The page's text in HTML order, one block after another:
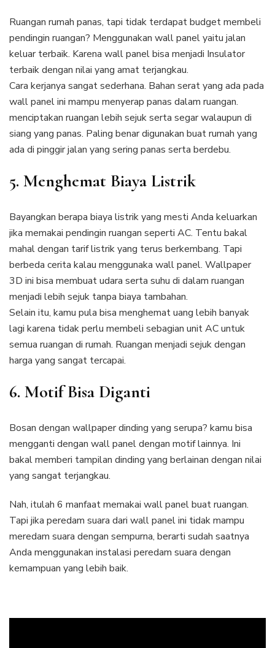
Ruangan rumah panas, tapi tidak terdapat budget membeli
pendingin ruangan? Menggunakan wall panel yaitu jalan
keluar terbaik. Karena wall panel bisa menjadi Insulator
terbaik dengan nilai yang amat terjangkau.
Cara kerjanya sangat sederhana. Bahan serat yang ada pada
wall panel ini mampu menyerap panas dalam ruangan.
menciptakan ruangan lebih sejuk serta segar walaupun di
siang yang panas. Paling benar digunakan buat rumah yang
ada di pinggir jalan yang sering panas serta berdebu.
5. Menghemat Biaya Listrik
Bayangkan berapa biaya listrik yang mesti Anda keluarkan
jika memakai pendingin ruangan seperti AC. Tentu bakal
mahal dengan tarif listrik yang terus berkembang. Tapi
berbeda cerita kalau menggunaka wall panel. Wallpaper
3D ini bisa membuat udara serta suhu di dalam ruangan
menjadi lebih sejuk tanpa biaya tambahan.
Selain itu, kamu pula bisa menghemat uang lebih banyak
lagi karena tidak perlu membeli sebagian unit AC untuk
semua ruangan di rumah. Ruangan menjadi sejuk dengan
harga yang sangat tercapai.
6. Motif Bisa Diganti
Bosan dengan wallpaper dinding yang serupa? kamu bisa
mengganti dengan wall panel dengan motif lainnya. Ini
bakal memberi tampilan dinding yang berlainan dengan nilai
yang sangat terjangkau.
Nah, itulah 6 manfaat memakai wall panel buat ruangan.
Tapi jika peredam suara dari wall panel ini tidak mampu
meredam suara dengan sempurna, berarti sudah saatnya
Anda menggunakan instalasi peredam suara dengan
kemampuan yang lebih baik.